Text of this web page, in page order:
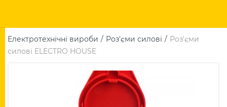
Електротехнічні вироби Роз'єми силові
Роз'єми
силові ELECTRO HOUSE